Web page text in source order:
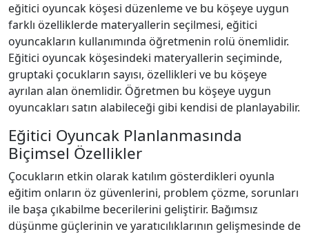
eğitici oyuncak köşesi düzenleme ve bu köşeye uygun
farklı özelliklerde materyallerin seçilmesi, eğitici
oyuncakların kullanımında öğretmenin rolü önemlidir.
Eğitici oyuncak köşesindeki materyallerin seçiminde,
gruptaki çocukların sayısı, özellikleri ve bu köşeye
ayrılan alan önemlidir. Öğretmen bu köşeye uygun
oyuncakları satın alabileceği gibi kendisi de planlayabilir.
Eğitici Oyuncak Planlanmasında
Biçimsel Özellikler
Çocukların etkin olarak katılım gösterdikleri oyunla
eğitim onların öz güvenlerini, problem çözme, sorunları
ile başa çıkabilme becerilerini geliştirir. Bağımsız
düşünme güçlerinin ve yaratıcılıklarının gelişmesinde de